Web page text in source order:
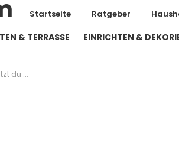
Startseite Ratgeber
& TERRASSE EINRICHTEN &